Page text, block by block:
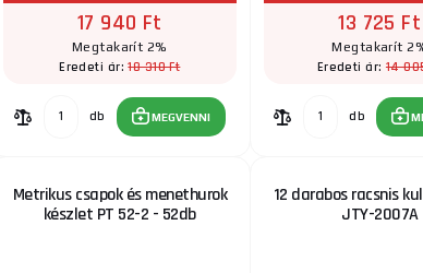
17 940 Ft
Megtakarít 2%
Eredeti ár:18 310 Ft
db MEGVENNI
13 725 Ft
Megtakarít
Eredeti ár: 14
db
Metrikus csapok és menethurok
készlet PT 52-2 - 52db
12 darabos racsnis
JTY-2007A